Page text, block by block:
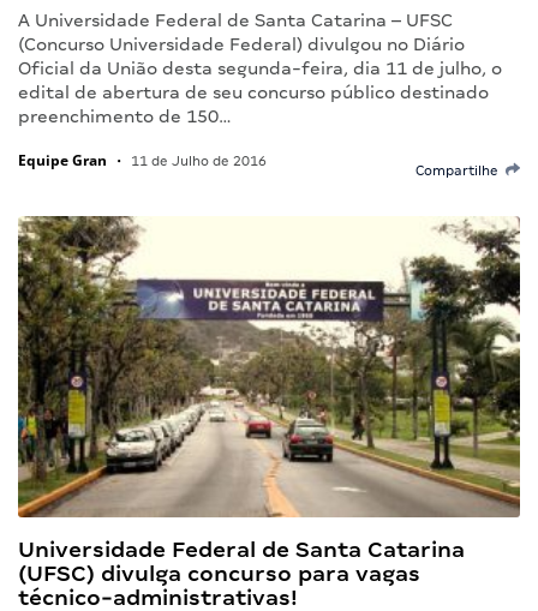
A Universidade Federal de Santa Catarina – UFSC
(Concurso Universidade Federal) divulgou no Diário
Oficial da União desta segunda-feira, dia 11 de julho, o
edital de abertura de seu concurso público destinado
preenchimento de 150…
Equipe Gran • 11 de Julho de 2016
Compartilhe
Universidade Federal de Santa Catarina
(UFSC) divulga concurso para vagas
técnico-administrativas!